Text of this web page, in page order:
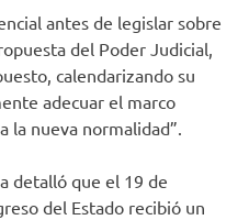
antes de legislar sobre
del Poder Judicial,
calendarizando su
adecuar el marco
la nueva normalidad”.
detalló que el 19 de
del Estado recibió un